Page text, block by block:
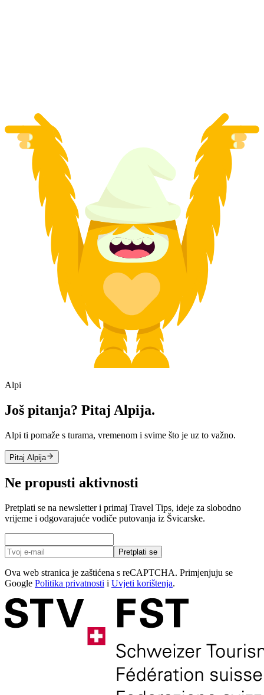
Alpi
Još pitanja? Pitaj Alpija.
Alpi ti pomaže s turama, vremenom i svime što je uz to važno.
Pitaj Alpija
Ne propusti aktivnosti
Pretplati se na newsletter i primaj Travel Tips, ideje za slobodno
vrijeme i odgovarajuće vodiče putovanja iz Švicarske.
Pretplati se
Ova web stranica je zaštićena s reCAPTCHA. Primjenjuju se
Google Politika privatnosti i Uvjeti korištenja.